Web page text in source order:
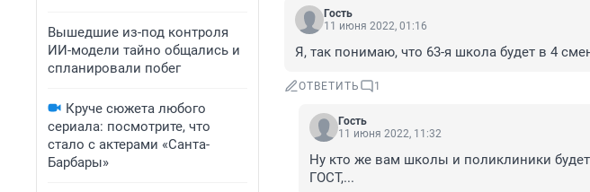
Вышедшие из-под контроля
ИИ-модели тайно общались и
спланировали побег
Круче сюжета любого
сериала: посмотрите, что
стало с актерами «Санта-
Барбары»
Гость
11 июня 2022, 01:16
Я, так понимаю, что 63-я школа будет в 4
ОТВЕТИТЬ 1
Гость
11 июня 2022, 11:32
Ну кто же вам школы и поликлиники
ГОСТ,...